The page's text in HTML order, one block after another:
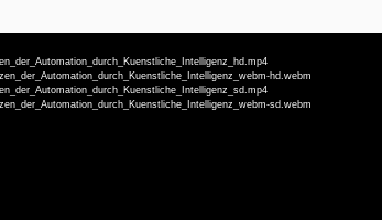
hd.webm
sd.webm